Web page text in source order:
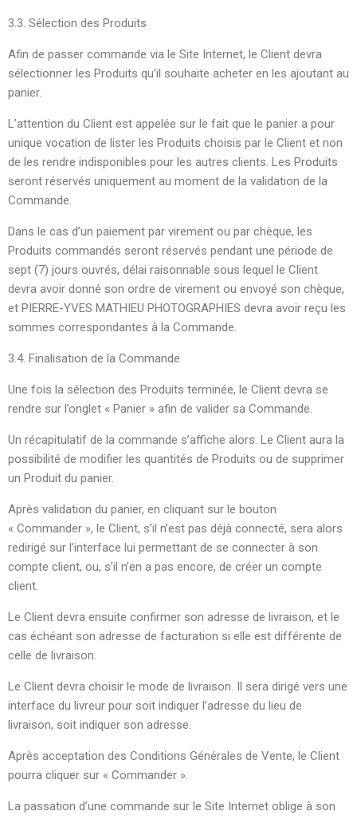
3.3. Sélection des Produits
Afin de passer commande via le Site Internet, le Client devra
sélectionner les Produits qu’il souhaite acheter en les ajoutant au
panier.
L’attention du Client est appelée sur le fait que le panier a pour
unique vocation de lister les Produits choisis par le Client et non
de les rendre indisponibles pour les autres clients. Les Produits
seront réservés uniquement au moment de la validation de la
Commande.
Dans le cas d’un paiement par virement ou par chèque, les
Produits commandés seront réservés pendant une période de
sept (7) jours ouvrés, délai raisonnable sous lequel le Client
devra avoir donné son ordre de virement ou envoyé son chèque,
et PIERRE-YVES MATHIEU PHOTOGRAPHIES devra avoir reçu les
sommes correspondantes à la Commande.
3.4. Finalisation de la Commande
Une fois la sélection des Produits terminée, le Client devra se
rendre sur l’onglet « Panier » afin de valider sa Commande.
Un récapitulatif de la commande s’affiche alors. Le Client aura la
possibilité de modifier les quantités de Produits ou de supprimer
un Produit du panier.
Après validation du panier, en cliquant sur le bouton
« Commander », le Client, s’il n’est pas déjà connecté, sera alors
redirigé sur l’interface lui permettant de se connecter à son
compte client, ou, s’il n’en a pas encore, de créer un compte
client.
Le Client devra ensuite confirmer son adresse de livraison, et le
cas échéant son adresse de facturation si elle est différente de
celle de livraison.
Le Client devra choisir le mode de livraison. Il sera dirigé vers une
interface du livreur pour soit indiquer l’adresse du lieu de
livraison, soit indiquer son adresse.
Après acceptation des Conditions Générales de Vente, le Client
pourra cliquer sur « Commander ».
La passation d’une commande sur le Site Internet oblige à son